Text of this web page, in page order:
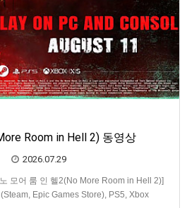
Room in Hell 2) 동영상
2026.07.29
모어 룸 인 헬2(No More Room in Hell 2)]
Epic Games Store), PS5, Xbox